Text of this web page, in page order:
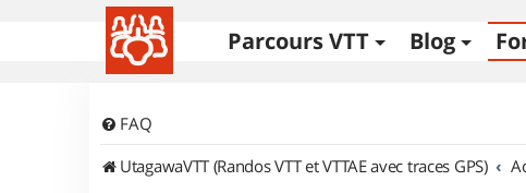
Parcours VTT Blog
FAQ
UtagawaVTT (Randos VTT et VTTAE avec traces GPS)